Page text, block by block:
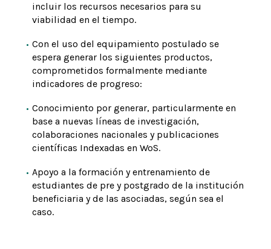
incluir los recursos necesarios para su
viabilidad en el tiempo.
Con el uso del equipamiento postulado se
espera generar los siguientes productos,
comprometidos formalmente mediante
indicadores de progreso:
Conocimiento por generar, particularmente en
base a nuevas líneas de investigación,
colaboraciones nacionales y publicaciones
científicas Indexadas en WoS.
Apoyo a la formación y entrenamiento de
estudiantes de pre y postgrado de la institución
beneficiaria y de las asociadas, según sea el
caso.